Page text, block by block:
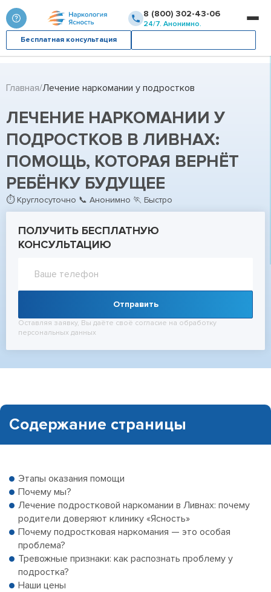
8 (800) 302-43-06
24/7. Анонимно.
Бесплатная консультация
Главная Лечение наркомании у подростков
ЛЕЧЕНИЕ НАРКОМАНИИ У
ПОДРОСТКОВ В ЛИВНАХ:
ПОМОЩЬ, КОТОРАЯ ВЕРНЁТ
РЕБЁНКУ БУДУЩЕЕ
⏱ Круглосуточно 📞 Анонимно 🏃 Быстро
ПОЛУЧИТЬ БЕСПЛАТНУЮ
КОНСУЛЬТАЦИЮ
Отправить
Оставляя заявку, Вы даёте своё согласие на обработку
персональных данных
Содержание страницы
Этапы оказания помощи
Почему мы?
Лечение подростковой наркомании в Ливнах: почему
родители доверяют клинику «Ясность»
Почему подростковая наркомания — это особая
проблема?
Тревожные признаки: как распознать проблему у
подростка?
Наши цены